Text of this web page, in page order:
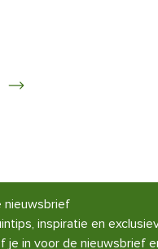
nieuwsbrief
inspiratie en
je in voor de nieuwsbrief